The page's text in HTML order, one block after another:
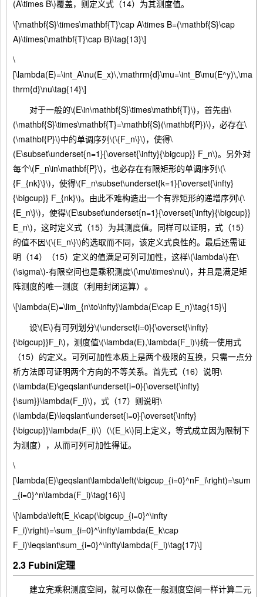
(A\times B\)覆盖，则定义式（14）为其测度值。
\[\mathbf{S}\times\mathbf{T}\cap A\times B=(\mathbf{S}\cap
A)\times(\mathbf{T}\cap B)\tag{13}\]
\
[\lambda(E)=\int_A\nu(E_x)\,\mathrm{d}\mu=\int_B\mu(E^y)\,\ma
thrm{d}\nu\tag{14}\]
对于一般的\(E\in\mathbf{S}\times\mathbf{T}\)，首先由\
(\mathbf{S}\times\mathbf{T}=\mathbf{S}(\mathbf{P})\)，必存在\
(\mathbf{P}\)中的单调序列\(\{F_n\}\)，使得\
(E\subset\underset{n=1}{\overset{\infty}{\bigcup}} F_n\)。另外对
每个\(F_n\in\mathbf{P}\)，也必存在有限矩形的单调序列\(\
{F_{nk}\}\)，使得\(F_n\subset\underset{k=1}{\overset{\infty}
{\bigcup}} F_{nk}\)。由此不难构造出一个有界矩形的递增序列\(\
{E_n\}\)，使得\(E\subset\underset{n=1}{\overset{\infty}{\bigcup}}
E_n\)，这时定义式（15）为其测度值。同样可以证明，式（15）
的值不因\(\{E_n\}\)的选取而不同，该定义式良性的。最后还需证
明（14）（15）定义的值满足可列可加性，这样\(\lambda\)在\
(\sigma\)-有限空间也是乘积测度\(\mu\times\nu\)，并且是满足矩
阵测度的唯一测度（利用封闭运算）。
\[\lambda(E)=\lim_{n\to\infty}\lambda(E\cap E_n)\tag{15}\]
设\(E\)有可列划分\(\underset{i=0}{\overset{\infty}
{\bigcup}}F_i\)，测度值\(\lambda(E),\lambda(F_i)\)统一使用式
（15）的定义。可列可加性本质上是两个极限的互换，只需一点分
析方法即可证明两个方向的不等关系。首先式（16）说明\
(\lambda(E)\geqslant\underset{i=0}{\overset{\infty}
{\sum}}\lambda(F_i)\)，式（17）则说明\
(\lambda(E)\leqslant\underset{i=0}{\overset{\infty}
{\bigcup}}\lambda(F_i)\)（\(E_k\)同上定义，等式成立因为限制下
为测度），从而可列可加性得证。
\
[\lambda(E)\geqslant\lambda\left(\bigcup_{i=0}^nF_i\right)=\sum
_{i=0}^n\lambda(F_i)\tag{16}\]
\[\lambda\left(E_k\cap(\bigcup_{i=0}^\infty
F_i)\right)=\sum_{i=0}^\infty\lambda(E_k\cap
F_i)\leqslant\sum_{i=0}^\infty\lambda(F_i)\tag{17}\]
2.3 Fubini定理
建立完乘积测度空间，就可以像在一般测度空间一样计算二元